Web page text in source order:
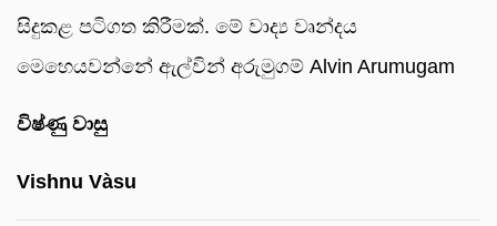
සිදුකළ පටිගත කිරීමක්. මේ වාද්‍ය වෘන්දය
මෙහෙයවන්නේ ඇල්වින් අරුමුගම් Alvin Arumugam
විෂ්ණු වාසු
Vishnu Vàsu